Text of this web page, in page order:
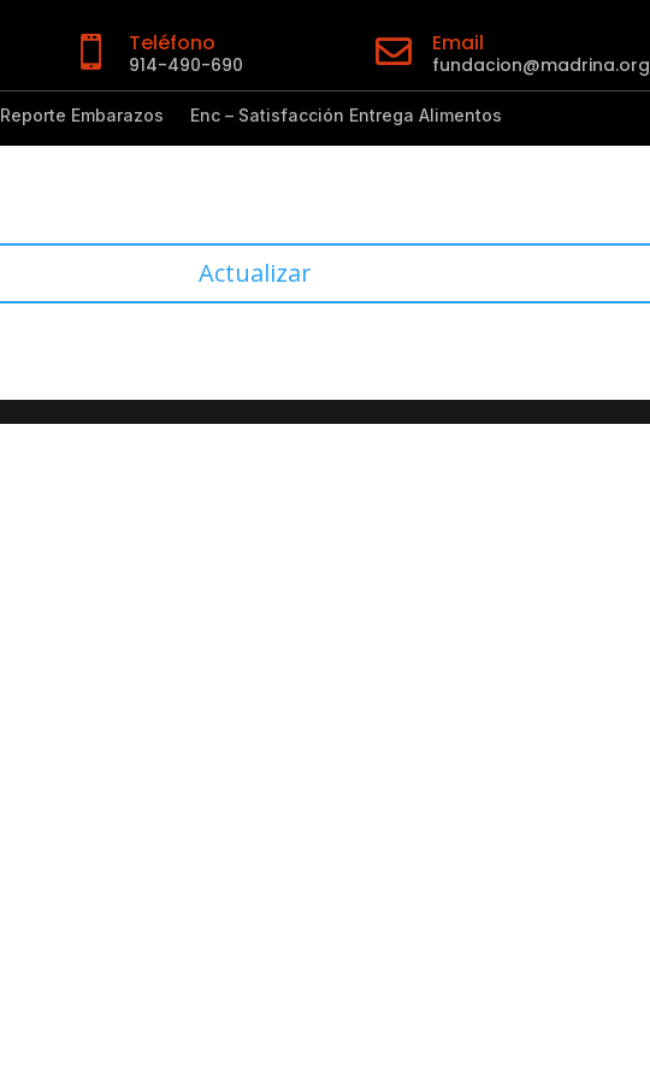
 Teléfono
914-490-690  Email
fundacion@madrina.org
Reporte Embarazos Enc – Satisfacción Entrega Alimentos
Actualizar